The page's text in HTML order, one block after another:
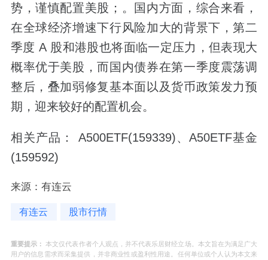
势，谨慎配置美股；。国内方面，综合来看，
在全球经济增速下行风险加大的背景下，第二
季度 A 股和港股也将面临一定压力，但表现大
概率优于美股，而国内债券在第一季度震荡调
整后，叠加弱修复基本面以及货币政策发力预
期，迎来较好的配置机会。
相关产品： A500ETF(159339)、A50ETF基金
(159592)
来源：有连云
有连云 股市行情
重要提示： 本文仅代表作者个人观点，并不代表乐居财经立场。本文旨在为满足广大
用户的信息需求而采集提供，并非商业性或盈利性用途。任何单位或个人认为本文来